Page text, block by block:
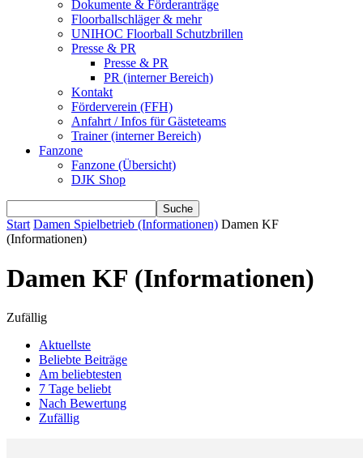
Dokumente & Förderanträge
Floorballschläger & mehr
UNIHOC Floorball Schutzbrillen
Presse & PR
Presse & PR
PR (interner Bereich)
Kontakt
Förderverein (FFH)
Anfahrt / Infos für Gästeteams
Trainer (interner Bereich)
Fanzone
Fanzone (Übersicht)
DJK Shop
Start Damen Spielbetrieb (Informationen) Damen KF
(Informationen)
Damen KF (Informationen)
Zufällig
Aktuellste
Beliebte Beiträge
Am beliebtesten
7 Tage beliebt
Nach Bewertung
Zufällig